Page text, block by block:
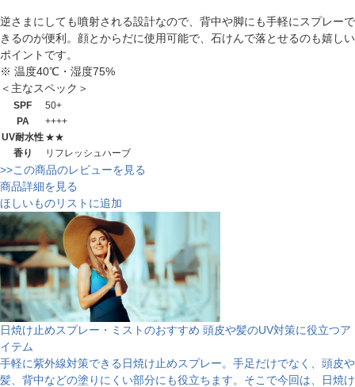
逆さまにしても噴射される設計なので、背中や脚にも手軽にスプレーで
きるのが便利。顔とからだに使用可能で、石けんで落とせるのも嬉しい
ポイントです。
※ 温度40℃・湿度75%
＜主なスペック＞
SPF
50+
PA
++++
UV耐水性 ★★
香り
リフレッシュハーブ
>>この商品のレビューを見る
商品詳細を見る
ほしいものリストに追加
日焼け止めスプレー・ミストのおすすめ 頭皮や髪のUV対策に役立つア
イテム
手軽に紫外線対策できる日焼け止めスプレー。手足だけでなく、頭皮や
髪、背中などの塗りにくい部分にも役立ちます。そこで今回は、日焼け